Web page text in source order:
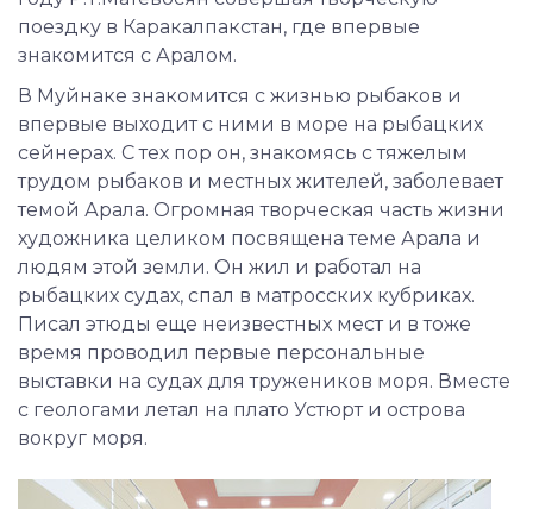
поездку в Каракалпакстан, где впервые
знакомится с Аралом.
В Муйнаке знакомится с жизнью рыбаков и
впервые выходит с ними в море на рыбацких
сейнерах. С тех пор он, знакомясь с тяжелым
трудом рыбаков и местных жителей, заболевает
темой Арала. Огромная творческая часть жизни
художника целиком посвящена теме Арала и
людям этой земли. Он жил и работал на
рыбацких судах, спал в матросских кубриках.
Писал этюды еще неизвестных мест и в тоже
время проводил первые персональные
выставки на судах для тружеников моря. Вместе
с геологами летал на плато Устюрт и острова
вокруг моря.